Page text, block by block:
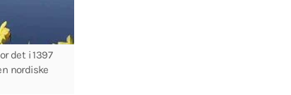
det i 1397
nordiske